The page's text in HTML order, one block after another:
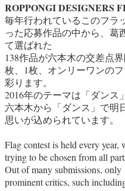
ROPPONGI DESIGNERS
毎年行われているこのフラ
った応募作品の中から、葛
て選ばれた
138作品が六本木の交差点
枚、1枚、オンリーワンの
彩ります。
2016年のテーマは「ダンス
六本木から「ダンス」で明
思いが込められています。
Flag contest is held every
trying to be chosen from all
Out of many submissions, only
prominent critics, such